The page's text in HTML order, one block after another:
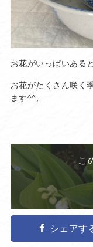
お花がいっぱいある
お花がたくさん咲く
ます^^;
こ
シェアす